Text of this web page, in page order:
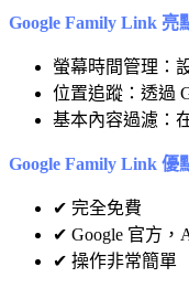
Google Family Link 亮
螢幕時間管理：
位置追蹤：透過
基本內容過濾：
Google Family Link 優
✔ 完全免費
✔ Google 官方，
✔ 操作非常簡單